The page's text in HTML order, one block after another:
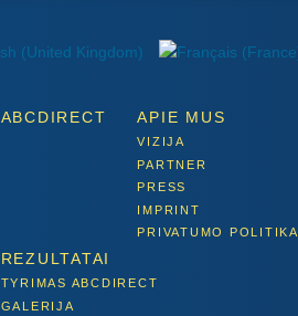
ABCDIRECT APIE MUS
VIZIJA
PARTNER
PRESS
IMPRINT
PRIVATUMO POLITIKA
REZULTATAI
TYRIMAS ABCDIRECT
GALERIJA